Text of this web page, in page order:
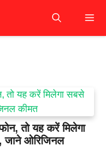
तो यह करें मिलेगा
जाने ओरिजिनल